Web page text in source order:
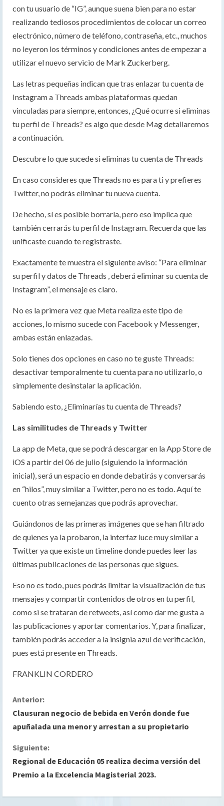
con tu usuario de “IG”, aunque suena bien para no estar
realizando tediosos procedimientos de colocar un correo
electrónico, número de teléfono, contraseña, etc., muchos
no leyeron los términos y condiciones antes de empezar a
utilizar el nuevo servicio de Mark Zuckerberg.
Las letras pequeñas indican que tras enlazar tu cuenta de
Instagram a Threads ambas plataformas quedan
vinculadas para siempre, entonces, ¿Qué ocurre si eliminas
tu perfil de Threads? es algo que desde Mag detallaremos
a continuación.
Descubre lo que sucede si eliminas tu cuenta de Threads
En caso consideres que Threads no es para ti y prefieres
Twitter, no podrás eliminar tu nueva cuenta.
De hecho, sí es posible borrarla, pero eso implica que
también cerrarás tu perfil de Instagram. Recuerda que las
unificaste cuando te registraste.
Exactamente te muestra el siguiente aviso: “Para eliminar
su perfil y datos de Threads , deberá eliminar su cuenta de
Instagram”, el mensaje es claro.
No es la primera vez que Meta realiza este tipo de
acciones, lo mismo sucede con Facebook y Messenger,
ambas están enlazadas.
Solo tienes dos opciones en caso no te guste Threads:
desactivar temporalmente tu cuenta para no utilizarlo, o
simplemente desinstalar la aplicación.
Sabiendo esto, ¿Eliminarías tu cuenta de Threads?
Las similitudes de Threads y Twitter
La app de Meta, que se podrá descargar en la App Store de
iOS a partir del 06 de julio (siguiendo la información
inicial), será un espacio en donde debatirás y conversarás
en “hilos”, muy similar a Twitter, pero no es todo. Aquí te
cuento otras semejanzas que podrás aprovechar.
Guiándonos de las primeras imágenes que se han filtrado
de quienes ya la probaron, la interfaz luce muy similar a
Twitter ya que existe un timeline donde puedes leer las
últimas publicaciones de las personas que sigues.
Eso no es todo, pues podrás limitar la visualización de tus
mensajes y compartir contenidos de otros en tu perfil,
como si se trataran de retweets, así como dar me gusta a
las publicaciones y aportar comentarios. Y, para finalizar,
también podrás acceder a la insignia azul de verificación,
pues está presente en Threads.
FRANKLIN CORDERO
S
i
g
u
Anterior:
Clausuran negocio de bebida en Verón donde fue
apuñalada una menor y arrestan a su propietario
Siguiente:
Regional de Educación 05 realiza decima versión del
Premio a la Excelencia Magisterial 2023.